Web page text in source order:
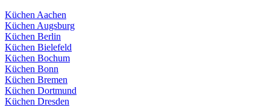
Küchen Aachen
Küchen Augsburg
Küchen Berlin
Küchen Bielefeld
Küchen Bochum
Küchen Bonn
Küchen Bremen
Küchen Dortmund
Küchen Dresden